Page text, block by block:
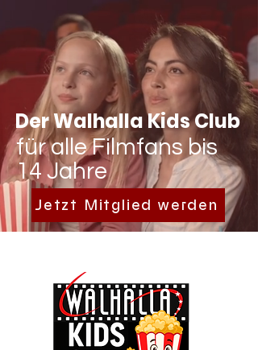
Der Walhalla Kids Club
für alle Filmfans bis
14 Jahre
Jetzt Mitglied werden